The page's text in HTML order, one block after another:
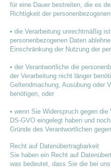
für eine Dauer bestreiten, die es
Richtigkeit der
• die Verarbeitung unrechtmäßig
personenbezogenen Daten
Einschränkung der Nutzung der
• der Verantwortliche die
der Verarbeitung nicht länger
Geltendmachung, Ausübung oder
benötigen, oder
• wenn Sie Widerspruch gegen
DS-GVO eingelegt haben und
Gründe des Verantwortlichen
Recht auf Datenübertragbarkeit
Sie haben ein Recht auf
was bedeutet, dass Sie die bei